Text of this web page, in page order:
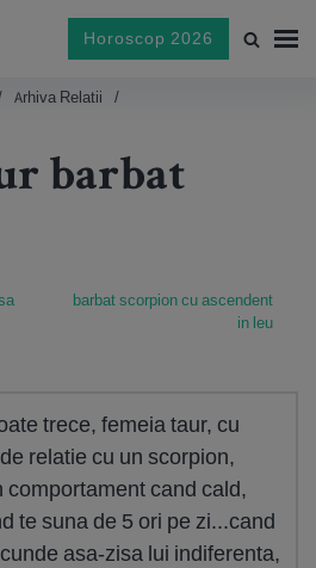
Horoscop 2026
Arhiva Relatii
barbat
barbat scorpion cu ascendent
in leu
trece, femeia taur, cu
relatie cu un scorpion,
comportament cand cald,
te suna de 5 ori pe zi...cand
asa-zisa lui indiferenta,